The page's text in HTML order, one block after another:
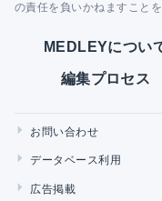
の責任を負いかねますこと
MEDLEYについ
編集プロセス
お問い合わせ
データベース利用
広告掲載